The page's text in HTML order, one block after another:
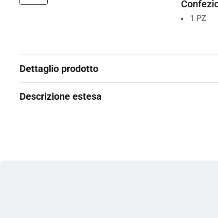
1 PZ
Dettaglio prodotto
Descrizione estesa